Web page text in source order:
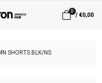
0
/ €0,00
SHORTS BLK/NS